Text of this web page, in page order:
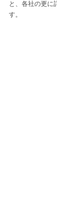
と、各社の更に
す。